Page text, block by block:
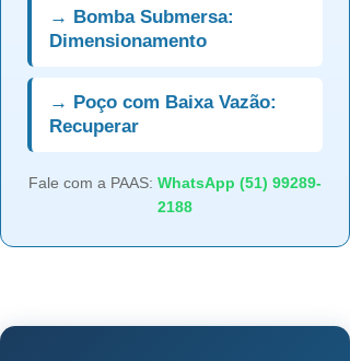
→ Bomba Submersa:
Dimensionamento
→ Poço com Baixa Vazão:
Recuperar
Fale com a PAAS: WhatsApp (51) 99289-
2188